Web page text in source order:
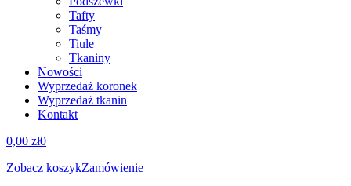
Tafty
Taśmy
Tiule
Tkaniny
Nowości
Wyprzedaż koronek
Wyprzedaż tkanin
Kontakt
0,00 zł0
Zobacz koszykZamówienie